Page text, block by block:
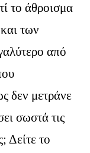
το άθροισμα
των
από
δεν μετράνε
σωστά τις
Δείτε το